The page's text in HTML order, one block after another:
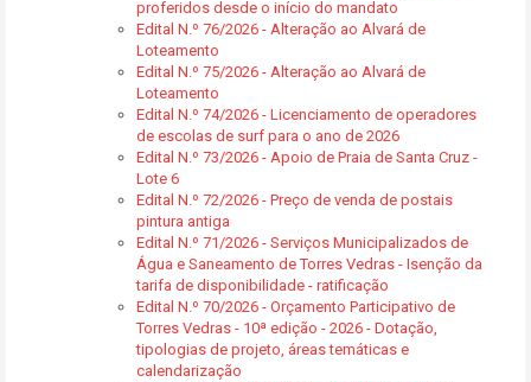
proferidos desde o início do mandato
Edital N.º 76/2026 - Alteração ao Alvará de
Loteamento
Edital N.º 75/2026 - Alteração ao Alvará de
Loteamento
Edital N.º 74/2026 - Licenciamento de operadores
de escolas de surf para o ano de 2026
Edital N.º 73/2026 - Apoio de Praia de Santa Cruz -
Lote 6
Edital N.º 72/2026 - Preço de venda de postais
pintura antiga
Edital N.º 71/2026 - Serviços Municipalizados de
Água e Saneamento de Torres Vedras - Isenção da
tarifa de disponibilidade - ratificação
Edital N.º 70/2026 - Orçamento Participativo de
Torres Vedras - 10ª edição - 2026 - Dotação,
tipologias de projeto, áreas temáticas e
calendarização